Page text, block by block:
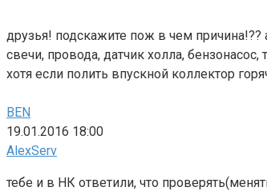
друзья! подскажите пож в чем
свечи, провода, датчик холла,
хотя если полить впускной коллектор
BEN
19.01.2016 18:00
AlexServ
тебе и в НК ответили, что